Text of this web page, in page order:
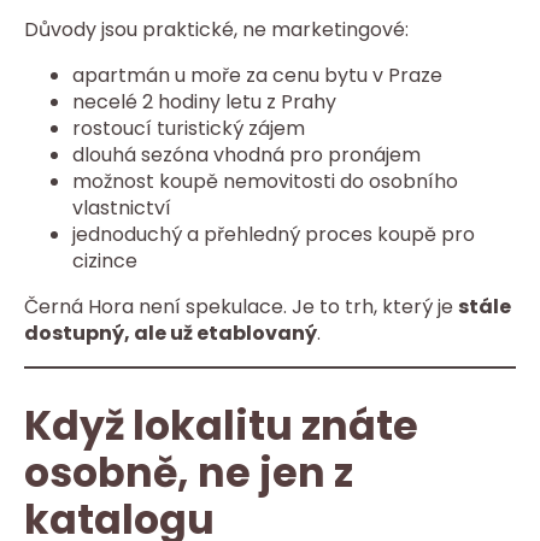
Důvody jsou praktické, ne marketingové:
apartmán u moře za cenu bytu v Praze
necelé 2 hodiny letu z Prahy
rostoucí turistický zájem
dlouhá sezóna vhodná pro pronájem
možnost koupě nemovitosti do osobního
vlastnictví
jednoduchý a přehledný proces koupě pro
cizince
Černá Hora není spekulace. Je to trh, který je stále
dostupný, ale už etablovaný.
Když lokalitu znáte
osobně, ne jen z
katalogu